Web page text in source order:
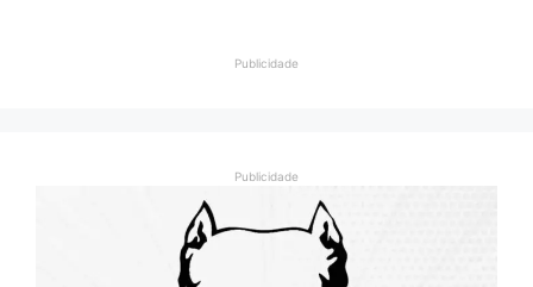
Publicidade
Publicidade